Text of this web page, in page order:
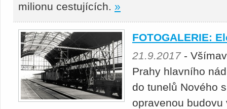
milionu cestujících. »
FOTOGALERIE:
21.9.2017-
Prahy hlavního
do tunelů Nového
opravenou